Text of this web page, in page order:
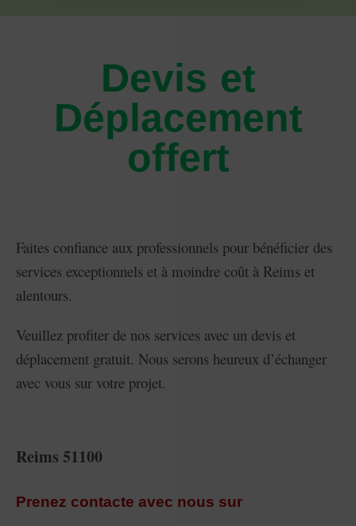
Devis et
Déplacement
offert​
Faites confiance aux professionnels pour bénéficier des
services exceptionnels et à moindre coût à Reims et
alentours.
Veuillez profiter de nos services avec un devis et
déplacement gratuit. Nous serons heureux d’échanger
avec vous sur votre projet.
Reims 51100
Prenez contacte avec nous sur